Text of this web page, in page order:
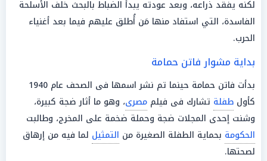
لكنه يفقد ذراعه، وبعد عودته يبدأ الضباط بالبحث خلف الأسلحة
الفاسدة، التي استفاد منها مَن أُطلق عليهم فيما بعد أغنياء
الحرب.
بداية مشوار فاتن حمامة
بدأت فاتن حمامة حينما تم نشر اسمها فى الصحف عام 1940
كأول طفلة تشارك فى فيلم مصرى، وهو ما أثار ضجة كبيرة،
وشنت إحدى المجلات ضجة وحملة ضخمة على المخرج، وطالبت
الحكومة بحماية الطفلة الصغيرة من التمثيل لما فيه من إرهاق
لصحتها.